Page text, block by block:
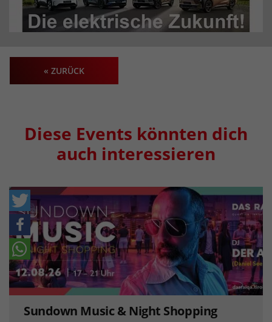
« ZURÜCK
Diese Events könnten dich
auch interessieren
Sundown Music & Night Shopping